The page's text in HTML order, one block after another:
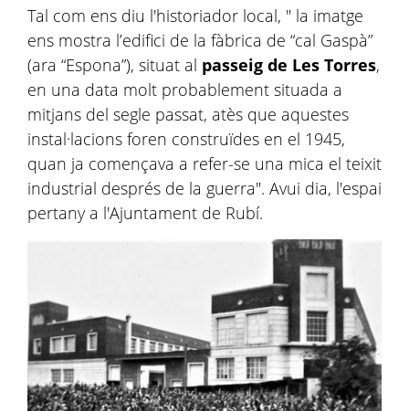
Tal com ens diu l'historiador local, " la imatge
ens mostra l’edifici de la fàbrica de “cal Gaspà”
(ara “Espona”), situat al passeig de Les Torres,
en una data molt probablement situada a
mitjans del segle passat, atès que aquestes
instal·lacions foren construïdes en el 1945,
quan ja començava a refer-se una mica el teixit
industrial després de la guerra". Avui dia, l'espai
pertany a l'Ajuntament de Rubí.